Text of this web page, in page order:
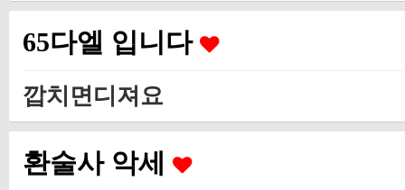
65다엘 입니다
깝치면디져요
환술사 악세